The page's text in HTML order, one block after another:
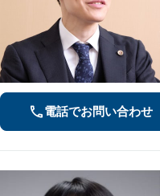
電話でお問い合わせ